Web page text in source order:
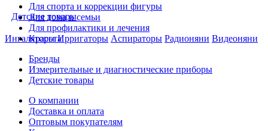
Детские товары
Ингаляторы Ирригаторы Аспираторы Радионяни Видеоняни
Для спорта и коррекции фигуры
Для дома и семьи
Для профилактики и лечения
Красота
Бренды
Измерительные и диагностические приборы
Детские товары
О компании
Доставка и оплата
Оптовым покупателям